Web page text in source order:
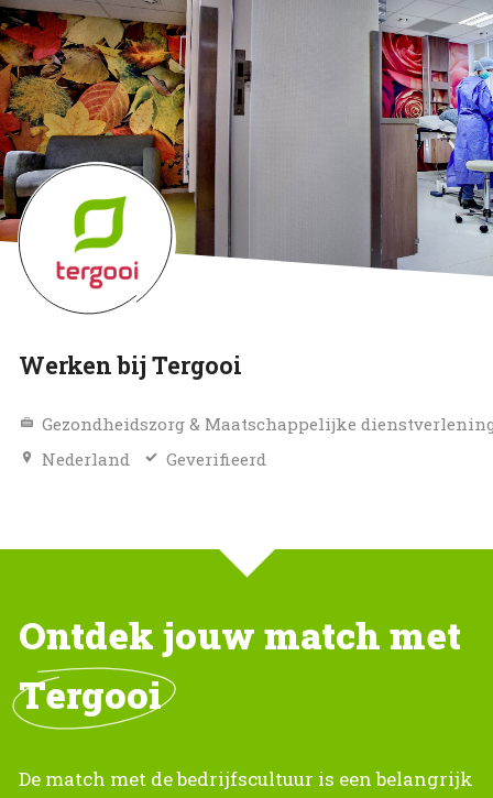
Werken bij Tergooi
Gezondheidszorg & Maatschappelijke
Nederland
Geverifieerd
Ontdek jouw match met
Tergooi
De match met de bedrijfscultuur is een belangrijk